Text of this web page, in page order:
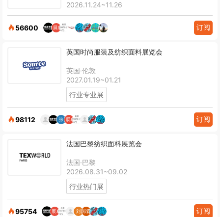
2026.11.24~11.26
56600 订阅
英国时尚服装及纺织面料展览会
英国·伦敦
2027.01.19~01.21
行业专业展
98112 订阅
法国巴黎纺织面料展览会
法国·巴黎
2026.08.31~09.02
行业热门展
95754 订阅